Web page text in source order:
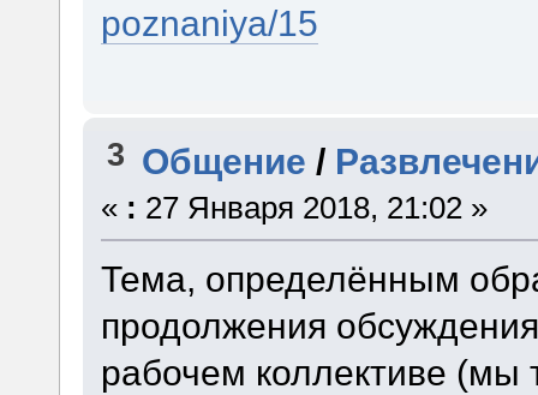
poznaniya/15
3 Общение /
« : 27 Января 2018, 21:02 »
Тема, определённым
продолжения
рабочем коллективе (мы